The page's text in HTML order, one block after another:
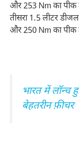
और 253 Nm का पीक
तीसरा 1.5 लीटर
और 250 Nm का पीक
भारत में लॉन्च
बेहतरीन फ़ीचर